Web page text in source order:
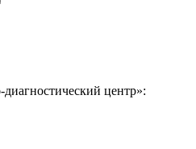
центр»: